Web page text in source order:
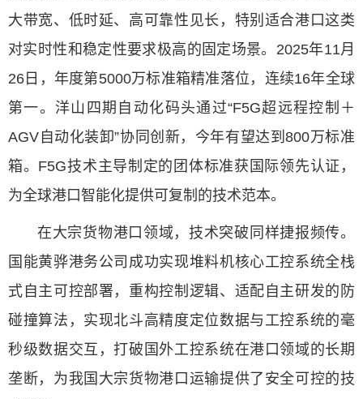
大带宽、低时延、高可靠性见长，特别适合港口这类
对实时性和稳定性要求极高的固定场景。2025年11月
26日，年度第5000万标准箱精准落位，连续16年全球
第一。洋山四期自动化码头通过“F5G超远程控制＋
AGV自动化装卸”协同创新，今年有望达到800万标准
箱。F5G技术主导制定的团体标准获国际领先认证，
为全球港口智能化提供可复制的技术范本。
在大宗货物港口领域，技术突破同样捷报频传。
国能黄骅港务公司成功实现堆料机核心工控系统全栈
式自主可控部署，重构控制逻辑、适配自主研发的防
碰撞算法，实现北斗高精度定位数据与工控系统的毫
秒级数据交互，打破国外工控系统在港口领域的长期
垄断，为我国大宗货物港口运输提供了安全可控的技